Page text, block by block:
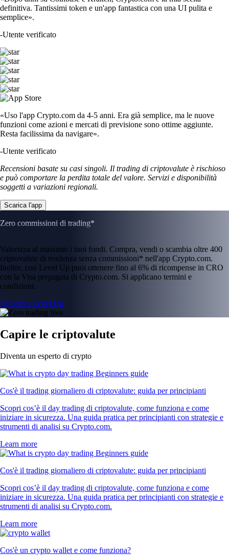
definitiva. Tantissimi token e un'app fantastica con una UI pulita e
semplice».
-Utente verificato
«Uso l'app Crypto.com da 4-5 anni. Era già semplice, ma le nuove
funzioni come azioni e mercati di previsione sono ottime aggiunte.
Resta facilissima da navigare».
-Utente verificato
Recensioni basate su casi singoli. Il trading di criptovalute è rischioso
e può comportare la perdita totale del valore. Servizi e disponibilità
soggetti a variazioni regionali.
Scarica l'app
Zero commissioni di trading*
Valorizza al massimo i tuoi fondi. Compra, vendi o scambia oltre 400
criptovalute di tendenza senza commissioni* nell'app Crypto.com.
Inoltre, con Level Up puoi ottenere fino al 6% di ricompense in CRO
con la Visa prepagata di Crypto.com. Si applicano termini e
condizioni.
Unisciti a Level Up
Capire le criptovalute
Diventa un esperto di crypto
Cos'è il trading giornaliero di criptovalute: guida per principianti
Scopri cos’è il day trading di criptovalute, come funziona e come
iniziare in sicurezza. Una guida pratica per principianti con strategie e
strumenti di analisi su Crypto.com.
Learn more
Cos'è il trading giornaliero di criptovalute: guida per principianti
Scopri cos’è il day trading di criptovalute, come funziona e come
iniziare in sicurezza. Una guida pratica per principianti con strategie e
strumenti di analisi su Crypto.com.
Learn more
Cos'è un crypto wallet e come funziona?